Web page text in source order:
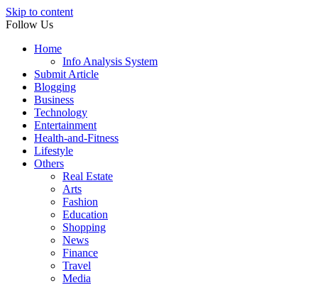
Skip to content
Follow Us
Home
Info Analysis System
Submit Article
Blogging
Business
Technology
Entertainment
Health-and-Fitness
Lifestyle
Others
Real Estate
Arts
Fashion
Education
Shopping
News
Finance
Travel
Media